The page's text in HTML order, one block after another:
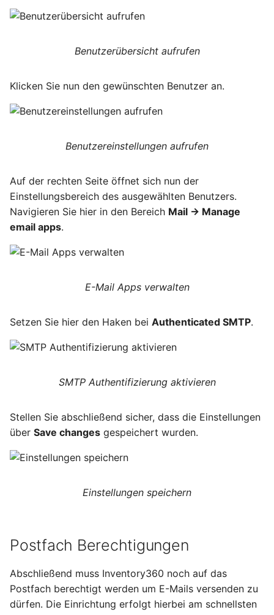
Benutzerübersicht aufrufen
Klicken Sie nun den gewünschten Benutzer an.
Benutzereinstellungen aufrufen
Auf der rechten Seite öffnet sich nun der
Einstellungsbereich des ausgewählten Benutzers.
Navigieren Sie hier in den Bereich Mail -> Manage
email apps.
E-Mail Apps verwalten
Setzen Sie hier den Haken bei Authenticated SMTP.
SMTP Authentifizierung aktivieren
Stellen Sie abschließend sicher, dass die Einstellungen
über Save changes gespeichert wurden.
Einstellungen speichern
Postfach Berechtigungen
Abschließend muss Inventory360 noch auf das
Postfach berechtigt werden um E-Mails versenden zu
dürfen. Die Einrichtung erfolgt hierbei am schnellsten